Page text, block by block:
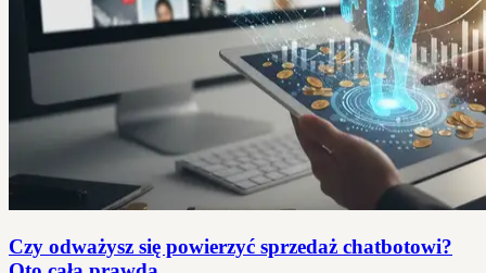
Czy odważysz się powierzyć sprzedaż chatbotowi?